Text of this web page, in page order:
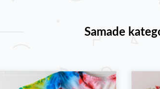
Samade